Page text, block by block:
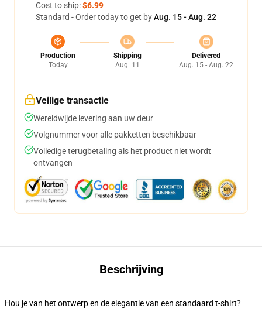
Cost to ship:$6.99
Standard - Order today to get byAug. 15 - Aug. 22
Production
Today
Shipping
Aug. 11
Delivered
Aug. 15 - Aug. 22
Veilige transactie
Wereldwijde levering aan uw deur
Volgnummer voor alle pakketten beschikbaar
Volledige terugbetaling als het product niet wordt
ontvangen
Beschrijving
Hou je van het ontwerp en de elegantie van een standaard t-shirt?